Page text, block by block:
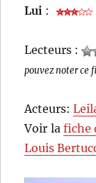
Lui :
Lecteurs :
pouvez noter ce
Acteurs:
Voir lafiche
Louis